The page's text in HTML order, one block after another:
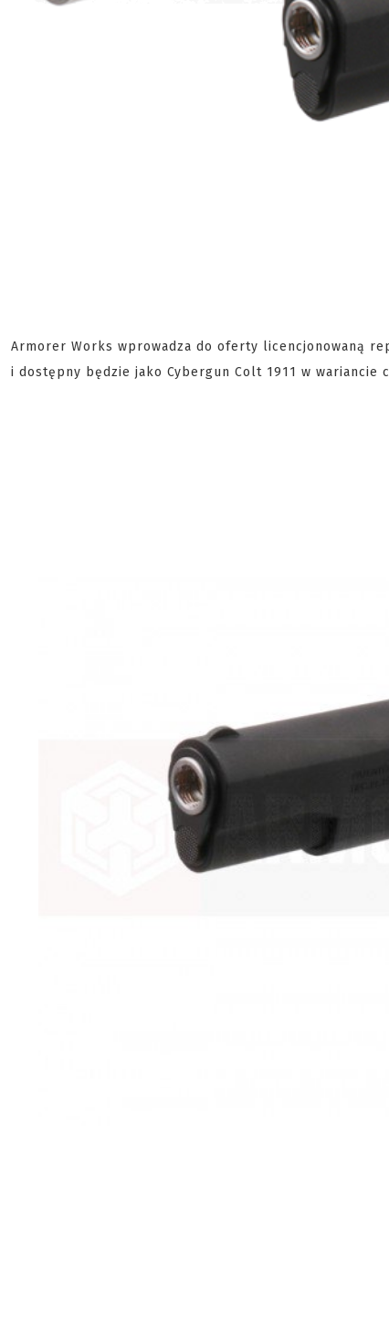
Armorer Works wprowadza do oferty licencjonowaną
i dostępny będzie jako Cybergun Colt 1911 w wariancie